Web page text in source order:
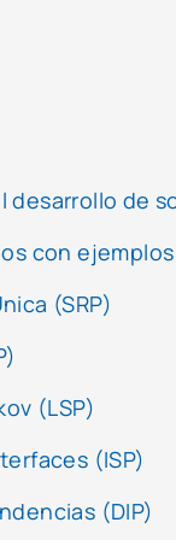
desarrollo de
con ejemplos
(SRP)
(LSP)
(ISP)
(DIP)